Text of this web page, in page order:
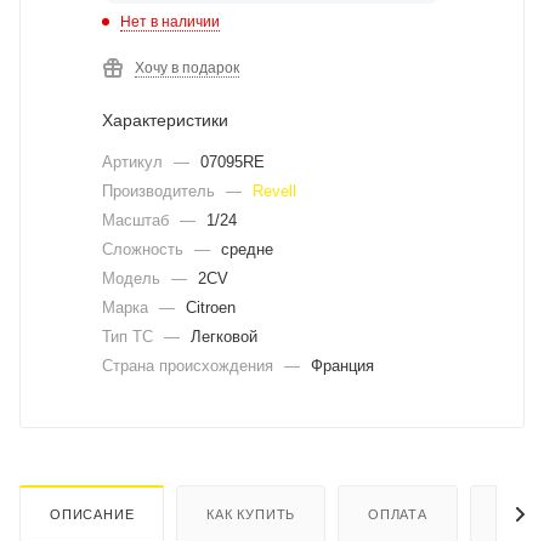
Нет в наличии
Хочу в подарок
Характеристики
Артикул — 07095RE
Производитель
—
Revell
Масштаб —
1/24
Сложность
— средне
Модель
—
2CV
Марка — Citroen
Тип ТС —
Легковой
Страна происхождения
— Франция
ОПИСАНИЕ КАК КУПИТЬ ОПЛАТА